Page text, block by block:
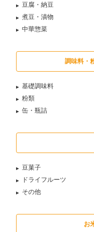
豆腐・納豆
煮豆・漬物
中華惣菜
調味料・
基礎調味料
粉類
缶・瓶詰
豆菓子
ドライフルーツ
その他
お